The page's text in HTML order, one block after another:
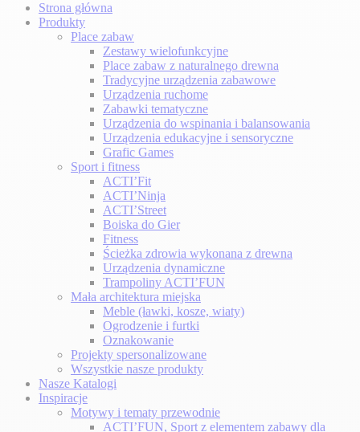
Strona główna
Produkty
Place zabaw
Zestawy wielofunkcyjne
Place zabaw z naturalnego drewna
Tradycyjne urządzenia zabawowe
Urządzenia ruchome
Zabawki tematyczne
Urządzenia do wspinania i balansowania
Urządzenia edukacyjne i sensoryczne
Grafic Games
Sport i fitness
ACTI’Fit
ACTI’Ninja
ACTI’Street
Boiska do Gier
Fitness
Ścieżka zdrowia wykonana z drewna
Urządzenia dynamiczne
Trampoliny ACTI’FUN
Mała architektura miejska
Meble (ławki, kosze, wiaty)
Ogrodzenie i furtki
Oznakowanie
Projekty spersonalizowane
Wszystkie nasze produkty
Nasze Katalogi
Inspiracje
Motywy i tematy przewodnie
ACTI’FUN, Sport z elementem zabawy dla